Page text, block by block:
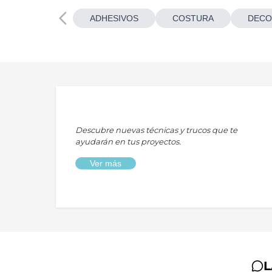
ADHESIVOS COSTURA
Descubre nuevas técnicas y trucos que te
ayudarán en tus proyectos.
Ver más